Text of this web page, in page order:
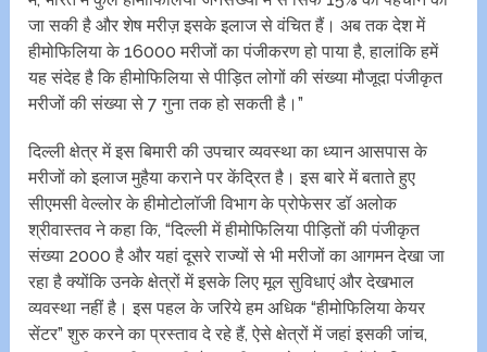
जा सकी है और शेष मरीज़ इसके इलाज से वंचित हैं। अब तक देश में
हीमोफिलिया के 16000 मरीजों का पंजीकरण हो पाया है, हालांकि हमें
यह संदेह है कि हीमोफिलिया से पीड़ित लोगों की संख्या मौजूदा पंजीकृत
मरीजों की संख्या से 7 गुना तक हो सकती है।”
दिल्ली क्षेत्र में इस बिमारी की उपचार व्यवस्था का ध्यान आसपास के
मरीजों को इलाज मुहैया कराने पर केंद्रित है। इस बारे में बताते हुए
सीएमसी वेल्लोर के हीमोटोलॉजी विभाग के प्रोफेसर डॉ अलोक
श्रीवास्तव ने कहा कि, “दिल्ली में हीमोफिलिया पीड़ितों की पंजीकृत
संख्या 2000 है और यहां दूसरे राज्यों से भी मरीजों का आगमन देखा जा
रहा है क्योंकि उनके क्षेत्रों में इसके लिए मूल सुविधाएं और देखभाल
व्यवस्था नहीं है। इस पहल के जरिये हम अधिक “हीमोफिलिया केयर
सेंटर” शुरु करने का प्रस्ताव दे रहे हैं, ऐसे क्षेत्रों में जहां इसकी जांच,